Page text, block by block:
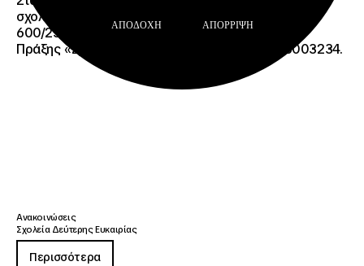
σχολική περίοδο 2026-2027 της ΑΠ
600/2355/13042/08-05-2026 πρόσκλησης, της
Πράξης «Σχολεία Δεύτερης Ευκαιρίας», ΟΠΣ 6003234.
Ανακοινώσεις
Σχολεία Δεύτερης Ευκαιρίας
Περισσότερα
ΑΠΟΔΟΧΉ ΑΠΌΡΡΙΨΗ